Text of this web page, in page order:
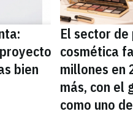
bien
El sector
cosmética
millones en
más, con el
como uno